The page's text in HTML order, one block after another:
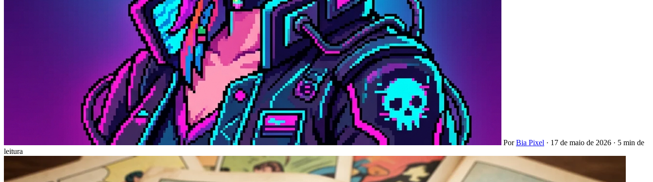
PorBia Pixel · 17 de maio de 2026 · 5 min de
leitura